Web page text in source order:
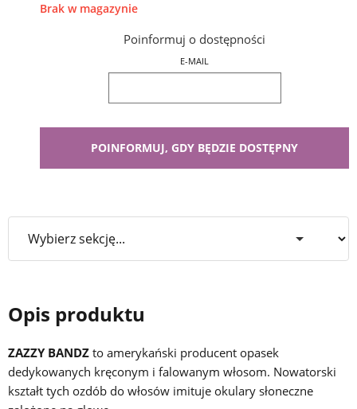
Brak w magazynie
Poinformuj o dostępności
E-MAIL
Opis produktu
ZAZZY BANDZ to amerykański producent opasek
dedykowanych kręconym i falowanym włosom. Nowatorski
kształt tych ozdób do włosów imituje okulary słoneczne